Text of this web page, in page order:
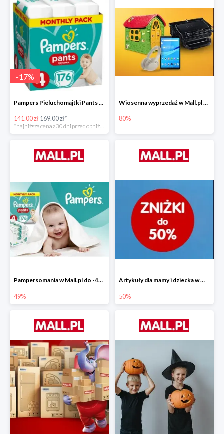
-17%
Pampers Pieluchomajtki Pants 4 (9-15 kg) 176 szt. -16%
141.00 zł169.00 zł*
Wiosenna wyprzedaż w Mall.pl do -80%
80%
Pampersomania w Mall.pl do -49%
49%
Artykuły dla mamy i dziecka w Mall.pl do -50%
50%